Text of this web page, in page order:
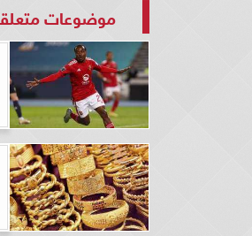
موضوعات